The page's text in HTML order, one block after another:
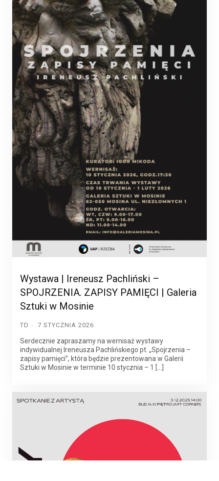
Wystawa | Ireneusz Pachliński –
SPOJRZENIA. ZAPISY PAMIĘCI | Galeria
Sztuki w Mosinie
TD 7 STYCZNIA 2026
Serdecznie zapraszamy na wernisaż wystawy
indywidualnej Ireneusza Pachlińskiego pt. „Spojrzenia –
zapisy pamięci”, która będzie prezentowana w Galerii
Sztuki w Mosinie w terminie 10 stycznia – 1 […]